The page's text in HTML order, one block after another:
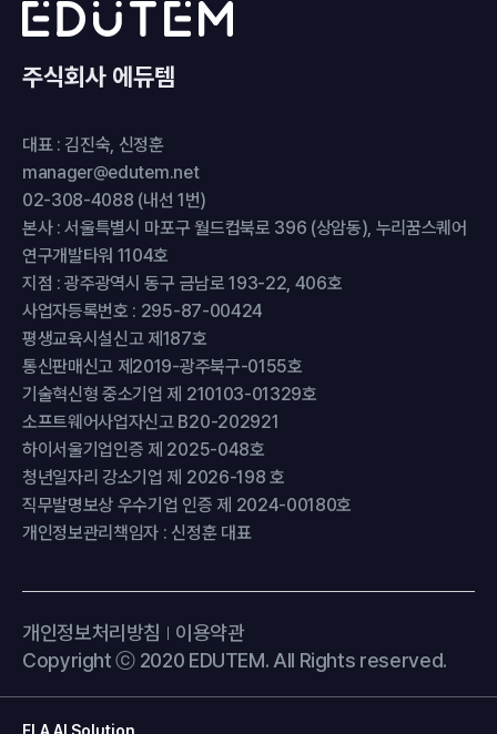
주식회사 에듀템
대표 : 김진숙, 신정훈
manager@edutem.net
02-308-4088 (내선 1번)
본사 : 서울특별시 마포구 월드컵북로 396 (상암동), 누리꿈스퀘어
연구개발타워 1104호
지점 : 광주광역시 동구 금남로 193-22, 406호
사업자등록번호 : 295-87-00424
평생교육시설신고 제187호
통신판매신고 제2019-광주북구-0155호
기술혁신형 중소기업 제 210103-01329호
소프트웨어사업자신고 B20-202921
하이서울기업인증 제 2025-048호
청년일자리 강소기업 제 2026-198 호
직무발명보상 우수기업 인증 제 2024-00180호
개인정보관리책임자 : 신정훈 대표
개인정보처리방침
이용약관
Copyright ⓒ 2020 EDUTEM. All Rights reserved.